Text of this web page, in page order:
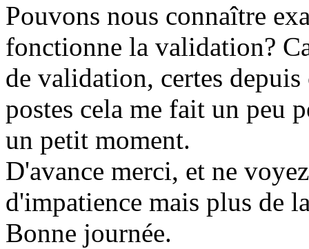
Pouvons nous connaître
fonctionne la validation?
de validation, certes
postes cela me fait un peu
un petit moment.
D'avance merci, et ne
d'impatience mais plus de
Bonne journée.